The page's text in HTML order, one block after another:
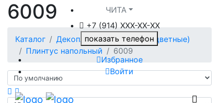
ЧИТА
+7 (914) XXХ-ХХ-XX
показать телефон
Избранное
Войти
6009
Каталог
Декопласт (углы белые / цветные)
Плинтус напольный
6009